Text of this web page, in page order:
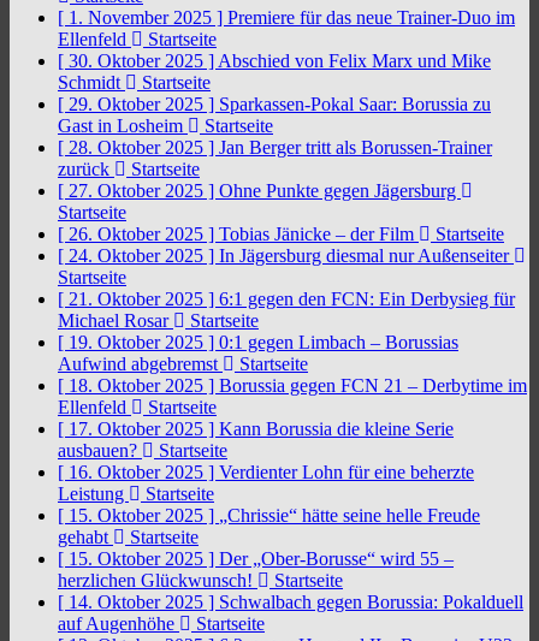
[ 1. November 2025 ] Premiere für das neue Trainer-Duo im
Ellenfeld
Startseite
[ 30. Oktober 2025 ] Abschied von Felix Marx und Mike
Schmidt
Startseite
[ 29. Oktober 2025 ] Sparkassen-Pokal Saar: Borussia zu
Gast in Losheim
Startseite
[ 28. Oktober 2025 ] Jan Berger tritt als Borussen-Trainer
zurück
Startseite
[ 27. Oktober 2025 ] Ohne Punkte gegen Jägersburg
Startseite
[ 26. Oktober 2025 ] Tobias Jänicke – der Film
Startseite
[ 24. Oktober 2025 ] In Jägersburg diesmal nur Außenseiter
Startseite
[ 21. Oktober 2025 ] 6:1 gegen den FCN: Ein Derbysieg für
Michael Rosar
Startseite
[ 19. Oktober 2025 ] 0:1 gegen Limbach – Borussias
Aufwind abgebremst
Startseite
[ 18. Oktober 2025 ] Borussia gegen FCN 21 – Derbytime im
Ellenfeld
Startseite
[ 17. Oktober 2025 ] Kann Borussia die kleine Serie
ausbauen?
Startseite
[ 16. Oktober 2025 ] Verdienter Lohn für eine beherzte
Leistung
Startseite
[ 15. Oktober 2025 ] „Chrissie“ hätte seine helle Freude
gehabt
Startseite
[ 15. Oktober 2025 ] Der „Ober-Borusse“ wird 55 –
herzlichen Glückwunsch!
Startseite
[ 14. Oktober 2025 ] Schwalbach gegen Borussia: Pokalduell
auf Augenhöhe
Startseite